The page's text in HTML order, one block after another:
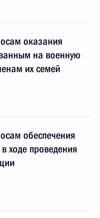
оказания
на военную
их семей
обеспечения
ходе проведения